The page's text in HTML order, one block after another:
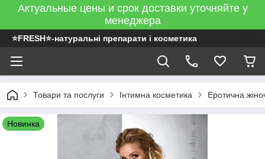
Актуальные цены и срок доставки уточняйте у
менеджера
⭐FRESH⭐-натуральні препарати і косметика
Товари та послуги Інтимна косметика Еротична
Новинка